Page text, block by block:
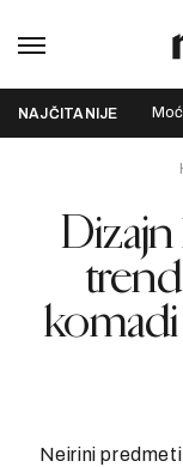
NAJČITANIJE
Neirini